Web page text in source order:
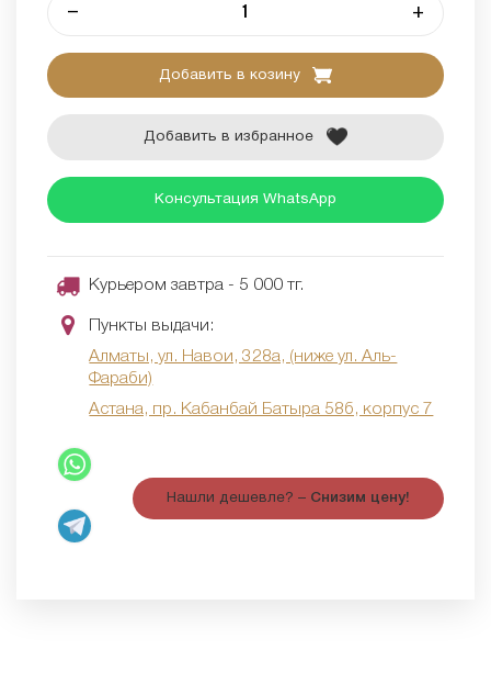
– +
Добавить в козину
Добавить в избранное
Консультация WhatsApp
Курьером завтра - 5 000 тг.
Пункты выдачи:
Алматы, ул. Навои, 328а, (ниже ул. Аль-
Фараби)
Астана, пр. Кабанбай Батыра 58б, корпус 7
Нашли дешевле? – Снизим цену!